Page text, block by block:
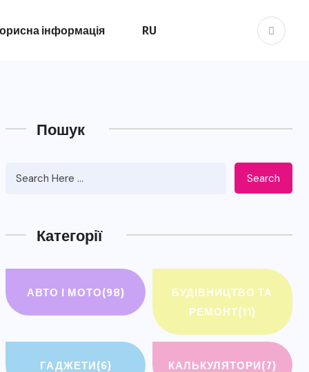
інформація RU
Пошук
Search
Категорії
АВТО І МОТО(98)
БУДІВНИЦТВО ТА
РЕМОНТ(11)
ГАДЖЕТИ(6) КАЛЬКУЛЯТОРИ(7)